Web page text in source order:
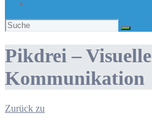
Suchen
nach:
Pikdrei – Visuelle
Kommunikation
Zurück zu